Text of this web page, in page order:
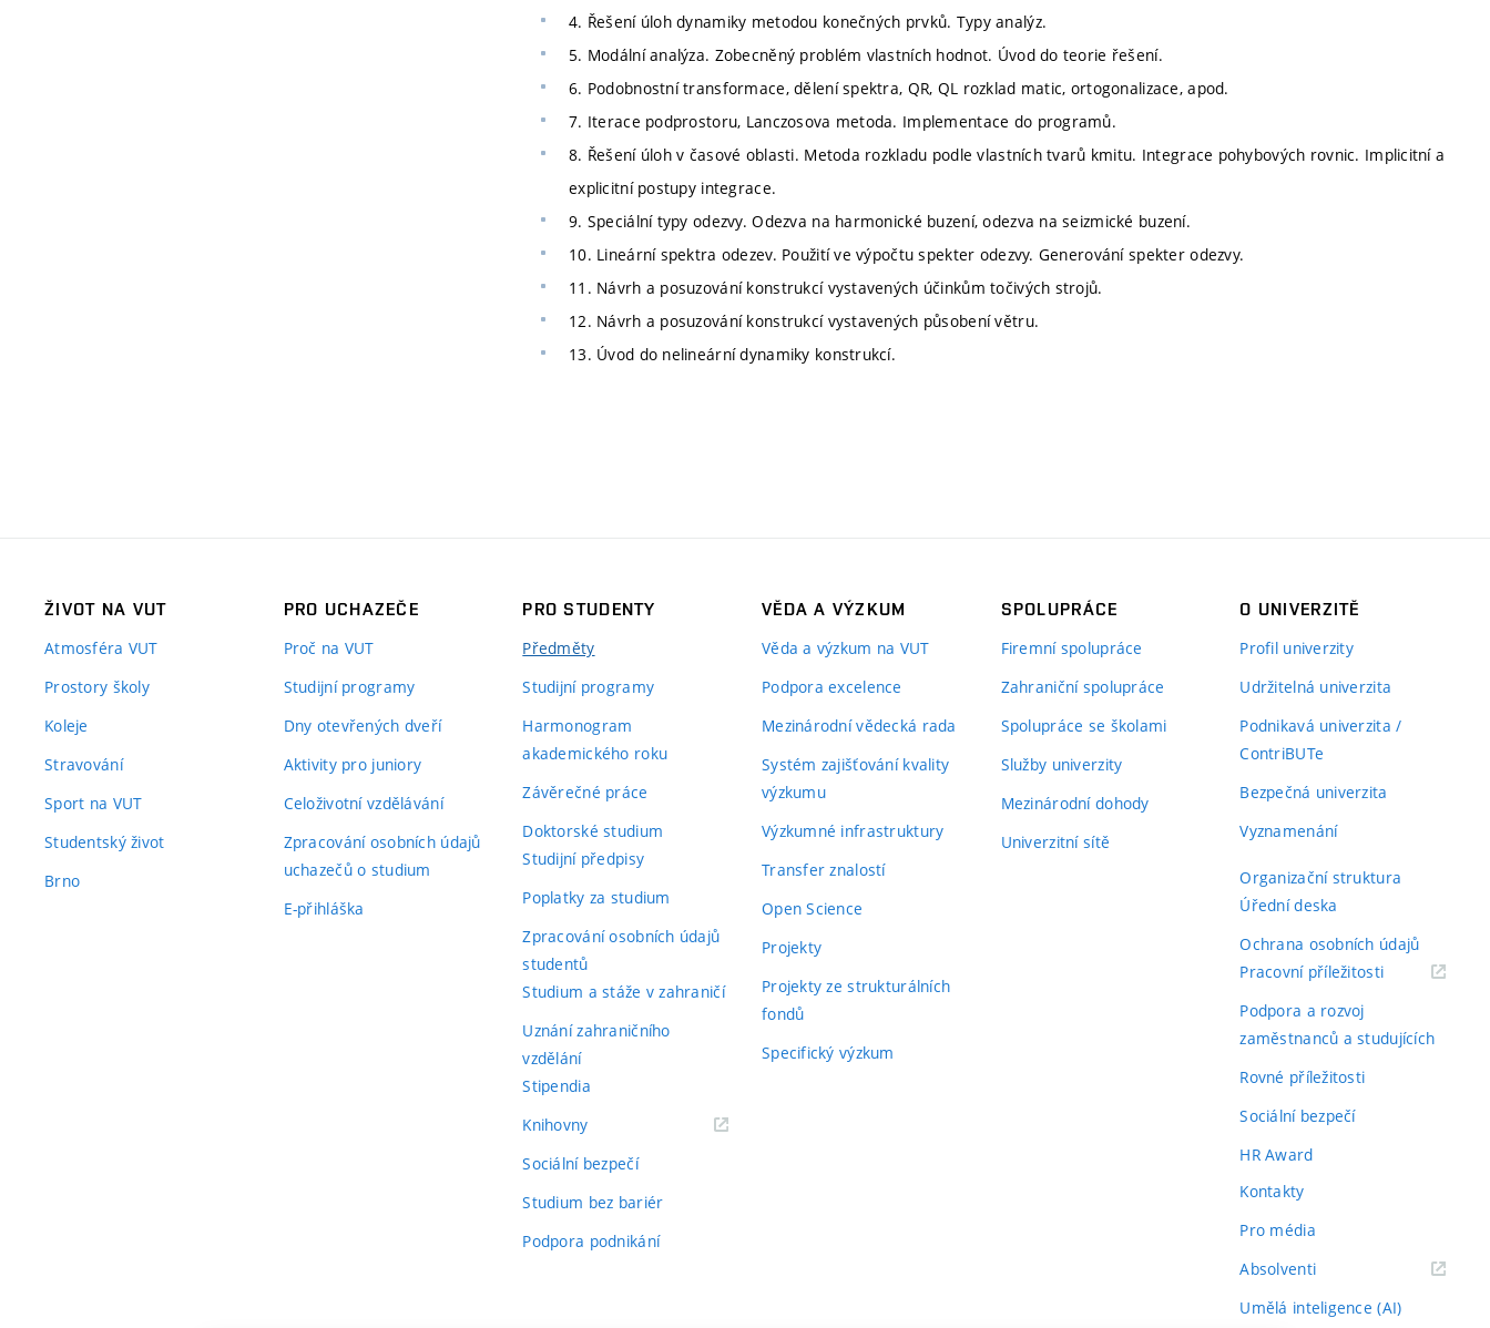
4. Řešení úloh dynamiky metodou konečných prvků. Typy analýz.
5. Modální analýza. Zobecněný problém vlastních hodnot. Úvod do teorie řešení.
6. Podobnostní transformace, dělení spektra, QR, QL rozklad matic, ortogonalizace, apod.
7. Iterace podprostoru, Lanczosova metoda. Implementace do programů.
8. Řešení úloh v časové oblasti. Metoda rozkladu podle vlastních tvarů kmitu. Integrace pohybových rovnic. Implicitní a
explicitní postupy integrace.
9. Speciální typy odezvy. Odezva na harmonické buzení, odezva na seizmické buzení.
10. Lineární spektra odezev. Použití ve výpočtu spekter odezvy. Generování spekter odezvy.
11. Návrh a posuzování konstrukcí vystavených účinkům točivých strojů.
12. Návrh a posuzování konstrukcí vystavených působení větru.
13. Úvod do nelineární dynamiky konstrukcí.
ŽIVOT NA VUT
Atmosféra VUT
Prostory školy
Koleje
Stravování
Sport na VUT
Studentský život
Brno
PRO UCHAZEČE
Proč na VUT
Studijní programy
Dny otevřených dveří
Aktivity pro juniory
Celoživotní vzdělávání
Zpracování osobních údajů
uchazečů o studium
E-přihláška
PRO STUDENTY
Předměty
Studijní programy
Harmonogram
akademického roku
Závěrečné práce
Doktorské studium
Studijní předpisy
Poplatky za studium
Zpracování osobních údajů
studentů
Studium a stáže v zahraničí
Uznání zahraničního
vzdělání
Stipendia
Knihovny(externí
Sociální bezpečí
Studium bez bariér
Podpora podnikání
VĚDA A VÝZKUM
Věda a výzkum na VUT
Podpora excelence
Mezinárodní vědecká rada
Systém zajišťování kvality
výzkumu
Výzkumné infrastruktury
Transfer znalostí
Open Science
Projekty
Projekty ze strukturálních
fondů
Specifický výzkum
SPOLUPRÁCE
Firemní spolupráce
Zahraniční spolupráce
Spolupráce se školami
Služby univerzity
Mezinárodní dohody
Univerzitní sítě
O UNIVERZITĚ
Profil univerzity
Udržitelná univerzita
Podnikavá univerzita /
ContriBUTe
Bezpečná univerzita
Vyznamenání
Organizační struktura
Úřední deska
Ochrana osobních údajů
Pracovní příležitosti(externí
Podpora a rozvoj
zaměstnanců a studujících
Rovné příležitosti
Sociální bezpečí
HR Award
Kontakty
Pro média
Absolventi(externí
Umělá inteligence (AI)